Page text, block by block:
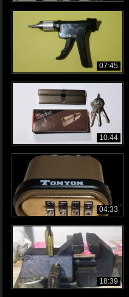
07:45
10:44
04:33
18:39